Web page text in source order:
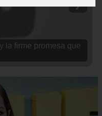
la firme promesa que